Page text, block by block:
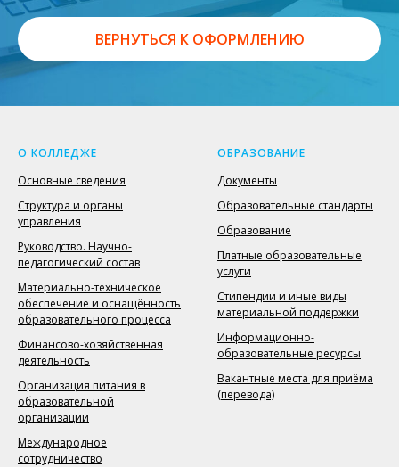
ВЕРНУТЬСЯ К ОФОРМЛЕНИЮ
О КОЛЛЕДЖЕ
Основные сведения
Структура и органы
управления
Руководство. Научно-
педагогический состав
Материально-техническое
обеспечение и оснащённость
образовательного процесса
Финансово-хозяйственная
деятельность
Организация питания в
образовательной
организации
Международное
сотрудничество
ОБРАЗОВАНИЕ
Документы
Образовательные стандарты
Образование
Платные образовательные
услуги
Стипендии и иные виды
материальной поддержки
Информационно-
образовательные ресурсы
Вакантные места для приёма
(перевода)